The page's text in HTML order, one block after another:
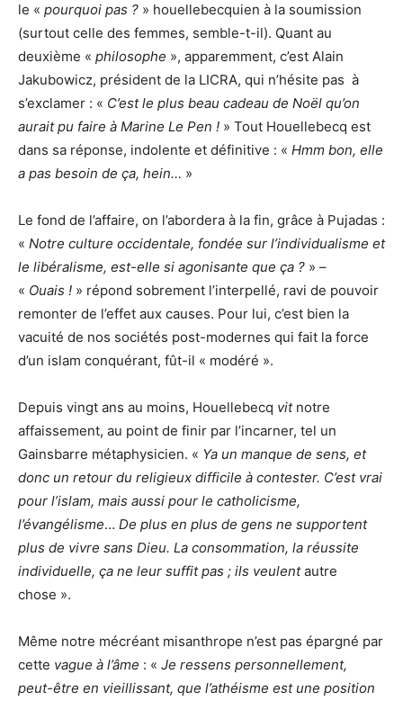
le « pourquoi pas ? » houellebecquien à la soumission
(surtout celle des femmes, semble-t-il). Quant au
deuxième « philosophe », apparemment, c’est Alain
Jakubowicz, président de la LICRA, qui n’hésite pas à
s’exclamer : « C’est le plus beau cadeau de Noël qu’on
aurait pu faire à Marine Le Pen ! » Tout Houellebecq est
dans sa réponse, indolente et définitive : « Hmm bon, elle
a pas besoin de ça, hein… »
Le fond de l’affaire, on l’abordera à la fin, grâce à Pujadas :
« Notre culture occidentale, fondée sur l’individualisme et
le libéralisme, est-elle si agonisante que ça ? » –
« Ouais ! » répond sobrement l’interpellé, ravi de pouvoir
remonter de l’effet aux causes. Pour lui, c’est bien la
vacuité de nos sociétés post-modernes qui fait la force
d’un islam conquérant, fût-il « modéré ».
Depuis vingt ans au moins, Houellebecq vitnotre
affaissement, au point de finir par l’incarner, tel un
Gainsbarre métaphysicien. « Ya un manque de sens, et
donc un retour du religieux difficile à contester. C’est vrai
pour l’islam, mais aussi pour le catholicisme,
l’évangélisme… De plus en plus de gens ne supportent
plus de vivre sans Dieu. La consommation, la réussite
individuelle, ça ne leur suffit pas ; ils veulentautre
chose ».
Même notre mécréant misanthrope n’est pas épargné par
cette vague à l’âme : « Je ressens personnellement,
peut-être en vieillissant, que l’athéisme est une position